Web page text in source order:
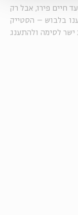
חיים פירו, אבל רק
בלבוש – הסטייק
לסימה ולהתענג